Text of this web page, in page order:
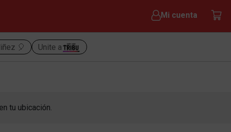
Mi cuenta
🎈 Unite a
tu ubicación.